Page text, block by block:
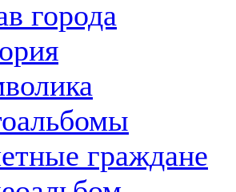
города
граждане